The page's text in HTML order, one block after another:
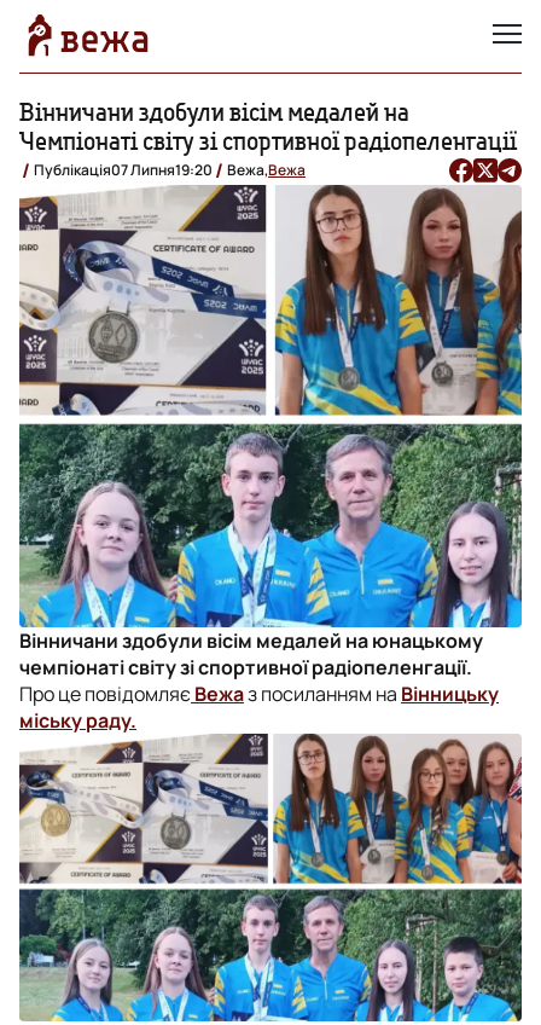
Вінничани здобули вісім медалей на
Чемпіонаті світу зі спортивної радіопеленгації
Публікація07 Липня19:20 Вежа,Вежа
Вінничани здобули вісім медалей на юнацькому
чемпіонаті світу зі спортивної радіопеленгації.
Про це повідомляєВежаз посиланням на Вінницьку
міську раду.